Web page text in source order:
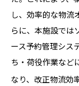
し、効率的な物流
らに、本施設では
ース予約管理シス
ち・荷役作業など
なり、改正物流効